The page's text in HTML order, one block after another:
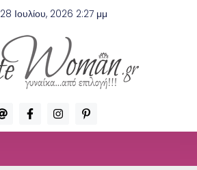
28 Ιουλίου, 2026 2:27 μμ
A
t
F
a
c
I
n
s
P
i
n